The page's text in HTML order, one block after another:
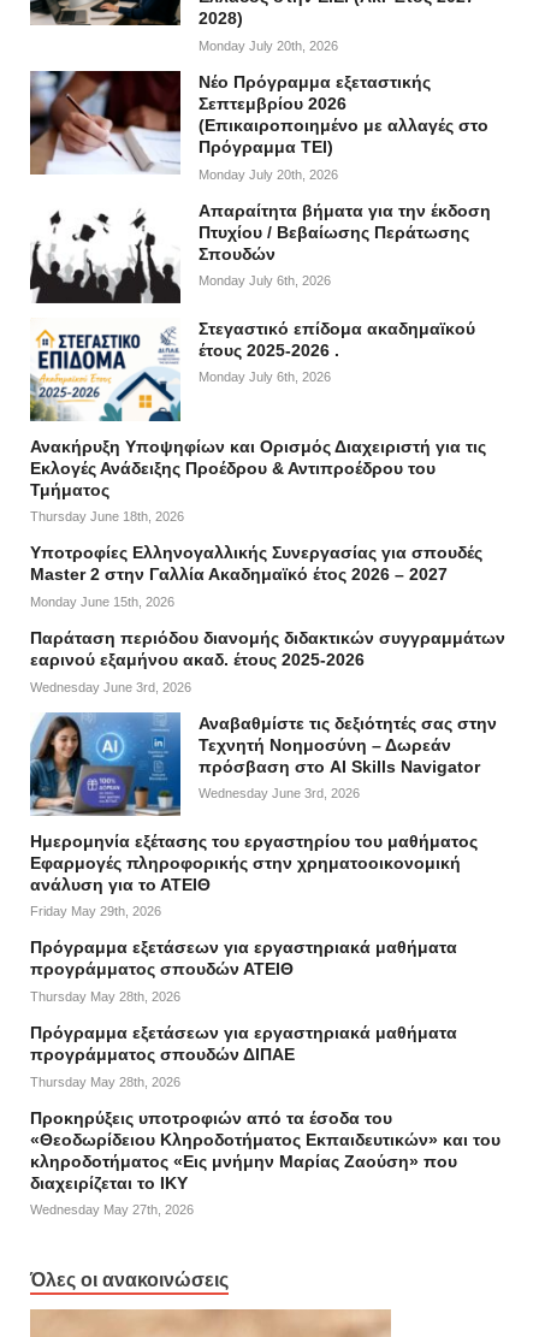
2028)
Monday July 20th, 2026
Νέο Πρόγραμμα εξεταστικής
Σεπτεμβρίου 2026
(Επικαιροποιημένο με αλλαγές στο
Πρόγραμμα ΤΕΙ)
Monday July 20th, 2026
Απαραίτητα βήματα για την έκδοση
Πτυχίου / Βεβαίωσης Περάτωσης
Σπουδών
Monday July 6th, 2026
Στεγαστικό επίδομα ακαδημαϊκού
έτους 2025-2026 .
Monday July 6th, 2026
Ανακήρυξη Υποψηφίων και Ορισμός Διαχειριστή για τις
Εκλογές Ανάδειξης Προέδρου & Αντιπροέδρου του
Τμήματος
Thursday June 18th, 2026
Υποτροφίες Ελληνογαλλικής Συνεργασίας για σπουδές
Master 2 στην Γαλλία Ακαδημαϊκό έτος 2026 – 2027
Monday June 15th, 2026
Παράταση περιόδου διανομής διδακτικών συγγραμμάτων
εαρινού εξαμήνου ακαδ. έτους 2025-2026
Wednesday June 3rd, 2026
Αναβαθμίστε τις δεξιότητές σας στην
Τεχνητή Νοημοσύνη – Δωρεάν
πρόσβαση στο AI Skills Navigator
Wednesday June 3rd, 2026
Ημερομηνία εξέτασης του εργαστηρίου του μαθήματος
Εφαρμογές πληροφορικής στην χρηματοοικονομική
ανάλυση για το ΑΤΕΙΘ
Friday May 29th, 2026
Πρόγραμμα εξετάσεων για εργαστηριακά μαθήματα
προγράμματος σπουδών ΑΤΕΙΘ
Thursday May 28th, 2026
Πρόγραμμα εξετάσεων για εργαστηριακά μαθήματα
προγράμματος σπουδών ΔΙΠΑΕ
Thursday May 28th, 2026
Προκηρύξεις υποτροφιών από τα έσοδα του
«Θεοδωρίδειου Κληροδοτήματος Εκπαιδευτικών» και του
κληροδοτήματος «Εις μνήμην Μαρίας Ζαούση» που
διαχειρίζεται το ΙΚΥ
Wednesday May 27th, 2026
Όλες οι ανακοινώσεις